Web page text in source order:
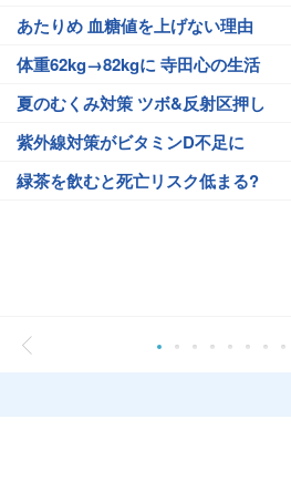
あたりめ 血糖値を上げない理由
体重62kg→82kgに 寺田心の生活
夏のむくみ対策 ツボ&反射区押し
紫外線対策がビタミンD不足に
緑茶を飲むと死亡リスク低まる?